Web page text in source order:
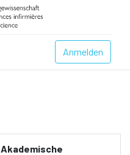
Anmelden
Akademische